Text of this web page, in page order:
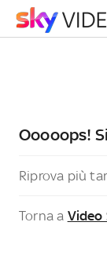
Ooooops!
Riprova più
Torna a Video